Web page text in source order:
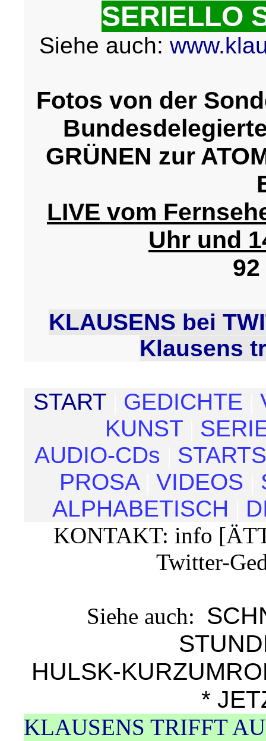
SERIELLO
Siehe auch:
Fotos von der
GRÜNEN zur
LIVE vom
Uhr und
92
KLAUSENS bei
Klausens
START GEDICHTE
KUNST
AUDIO-CDs
PROSA
VIDEOS
ALPHABETISCH
KONTAKT: info
Twitter-
Siehe auch:
HULSK-
*
KLAUSENS TRIFFT